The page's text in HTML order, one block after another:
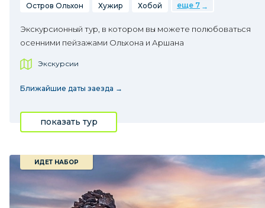
Остров Ольхон Хужир Хобой еще 7
Экскурсионный тур, в котором вы можете полюбоваться
осенними пейзажами Ольхона и Аршана
Экскурсии
Ближайшие даты заезда →
показать тур
ИДЕТ НАБОР